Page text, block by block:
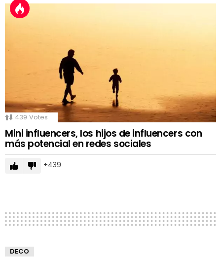
439 Votes
Mini influencers, los hijos de influencers con
más potencial en redes sociales
439
DECO